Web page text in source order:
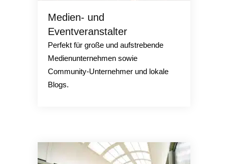
Medien- und
Eventveranstalter
Perfekt für große und aufstrebende
Medienunternehmen sowie
Community-Unternehmer und lokale
Blogs.